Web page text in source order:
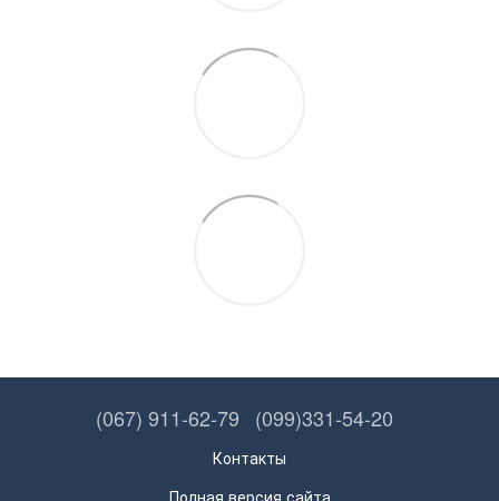
(067) 911-62-79 (099)331-54-20
Контакты
Полная версия сайта